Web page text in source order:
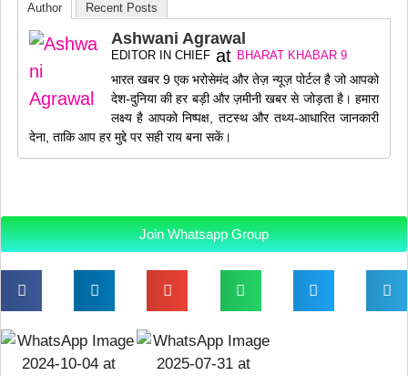
Author Recent Posts
Ashwani Agrawal
EDITOR IN CHIEF at BHARAT KHABAR 9
भारत खबर 9 एक भरोसेमंद और तेज़ न्यूज़ पोर्टल है जो आपको
देश-दुनिया की हर बड़ी और ज़मीनी खबर से जोड़ता है। हमारा
लक्ष्य है आपको निष्पक्ष, तटस्थ और तथ्य-आधारित जानकारी
देना, ताकि आप हर मुद्दे पर सही राय बना सकें।
Join Whatsapp Group